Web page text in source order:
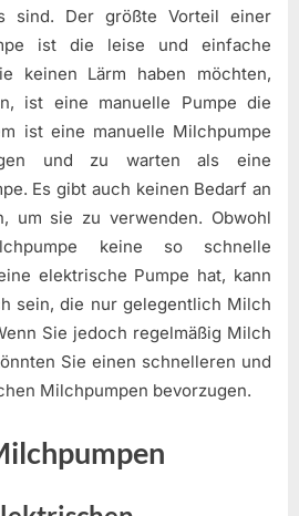
sind. Der größte Vorteil einer
ist die leise und einfache
keinen Lärm haben möchten,
ist eine manuelle Pumpe die
ist eine manuelle Milchpumpe
und zu warten als eine
Es gibt auch keinen Bedarf an
um sie zu verwenden. Obwohl
keine so schnelle
elektrische Pumpe hat, kann
sein, die nur gelegentlich Milch
Sie jedoch regelmäßig Milch
Sie einen schnelleren und
Milchpumpen bevorzugen.